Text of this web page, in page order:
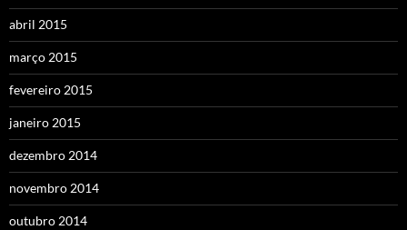
abril 2015
março 2015
fevereiro 2015
janeiro 2015
dezembro 2014
novembro 2014
outubro 2014